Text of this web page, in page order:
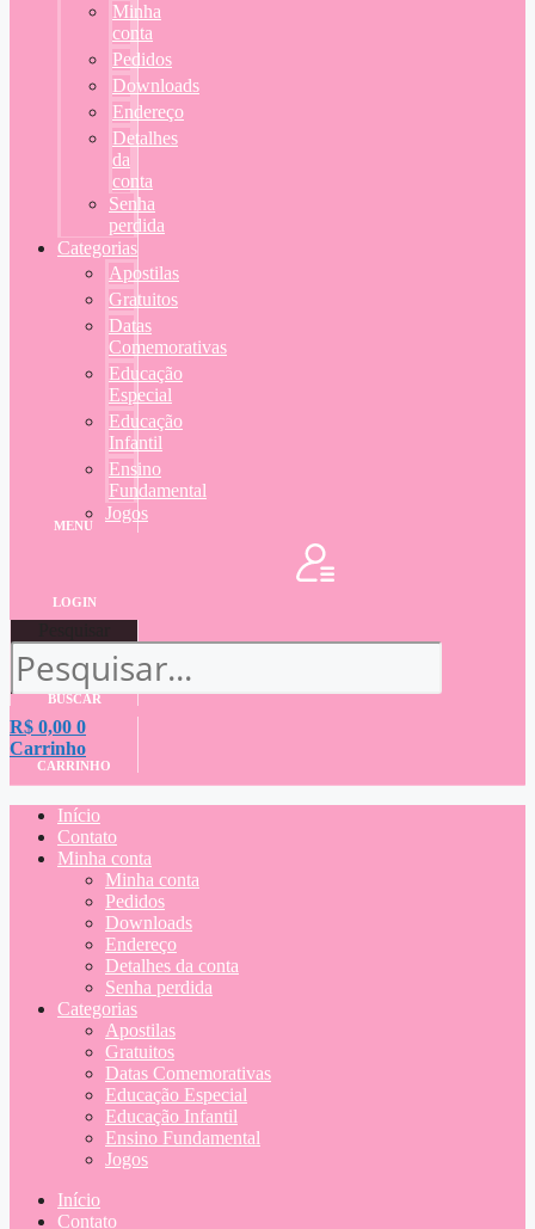
Minha
conta
Pedidos
Downloads
Endereço
Detalhes
da
conta
Senha
perdida
Categorias
Apostilas
Gratuitos
Datas
Comemorativas
Educação
Especial
Educação
Infantil
Ensino
Fundamental
Jogos
MENU
LOGIN
BUSCAR
R$ 0,00 0
Carrinho
CARRINHO
Início
Contato
Minha conta
Minha conta
Pedidos
Downloads
Endereço
Detalhes da conta
Senha perdida
Categorias
Apostilas
Gratuitos
Datas Comemorativas
Educação Especial
Educação Infantil
Ensino Fundamental
Jogos
Início
Contato